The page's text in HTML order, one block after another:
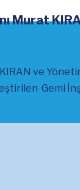
Murat
ve
Gemi